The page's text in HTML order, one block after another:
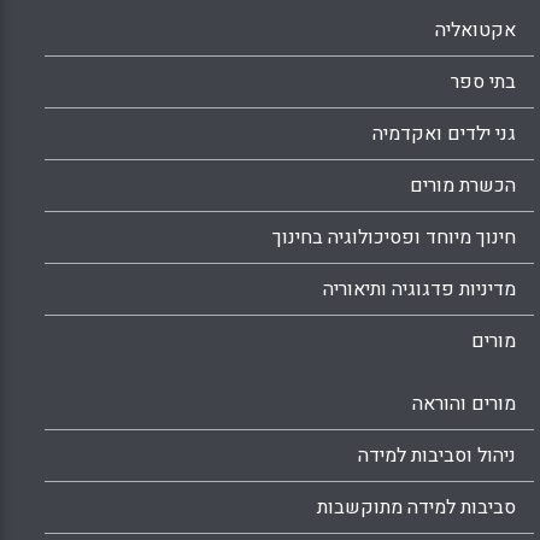
אקטואליה
בתי ספר
גני ילדים ואקדמיה
הכשרת מורים
חינוך מיוחד ופסיכולוגיה בחינוך
מדיניות פדגוגיה ותיאוריה
מורים
מורים והוראה
ניהול וסביבות למידה
סביבות למידה מתוקשבות